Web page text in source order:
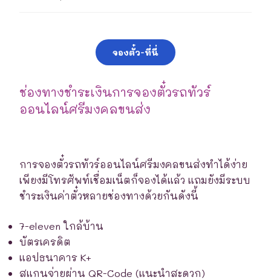
จองตั๋ว-ที่นี่
ช่องทางชำระเงินการจองตั๋วรถทัวร์
ออนไลน์ศรีมงคลขนส่ง
การจองตั๋วรถทัวร์ออนไลน์ศรีมงคลขนส่งทำได้ง่าย
เพียงมีโทรศัพท์เชื่อมเน็ตก็จองได้แล้ว แถมยังมีระบบ
ชำระเงินค่าตั๋วหลายช่องทางด้วยกันดังนี้
7-eleven ใกล้บ้าน
บัตรเครดิต
แอปธนาคาร K+
สแกนจ่ายผ่าน QR-Code (แนะนำสะดวก)